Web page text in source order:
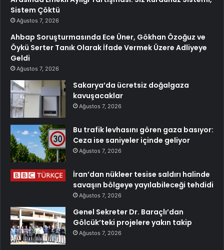
Sistem Çöktü
Ağustos 7, 2026
Ahbap Soruşturmasında Ece Üner, Gökhan Özoğuz ve
Öykü Serter Tanık Olarak İfade Vermek Üzere Adliyeye
Geldi
Ağustos 7, 2026
Sakarya’da ücretsiz doğalgaza
kavuşacaklar
Ağustos 7, 2026
Bu trafik levhasını gören gaza basıyor:
Ceza ise saniyeler içinde geliyor
Ağustos 7, 2026
İran’dan nükleer tesise saldırı halinde
savaşın bölgeye yayılabileceği tehdidi
Ağustos 7, 2026
Genel Sekreter Dr. Baraçlı’dan
Gölcük’teki projelere yakın takip
Ağustos 7, 2026